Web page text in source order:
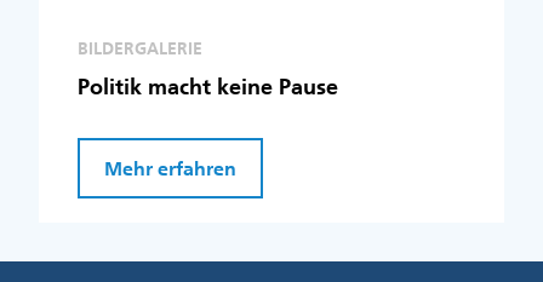
BILDERGALERIE
Politik macht keine Pause
Mehr erfahren